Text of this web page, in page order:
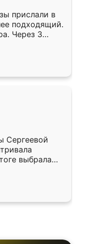
прислали в
подходящий.
Через 3
Остались
Сергеевой
выбрала
потом
объяснил
срок, с
место без
осталась
как и ожидала.